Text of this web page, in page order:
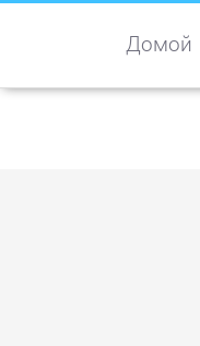
Домой